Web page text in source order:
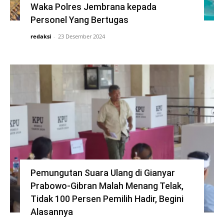
Waka Polres Jembrana kepada
Personel Yang Bertugas
redaksi - 23 Desember 2024
Pemungutan Suara Ulang di Gianyar
Prabowo-Gibran Malah Menang Telak,
Tidak 100 Persen Pemilih Hadir, Begini
Alasannya